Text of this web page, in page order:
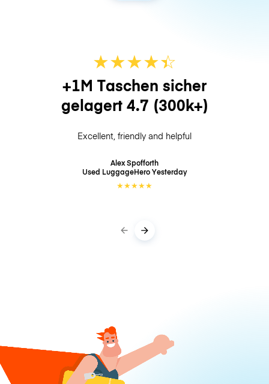
★★★★☆
★
+1M Taschen sicher
gelagert 4.7 (300k+)
Excellent, friendly and helpful
Alex Spofforth
Used LuggageHeroYesterday
★★★★★